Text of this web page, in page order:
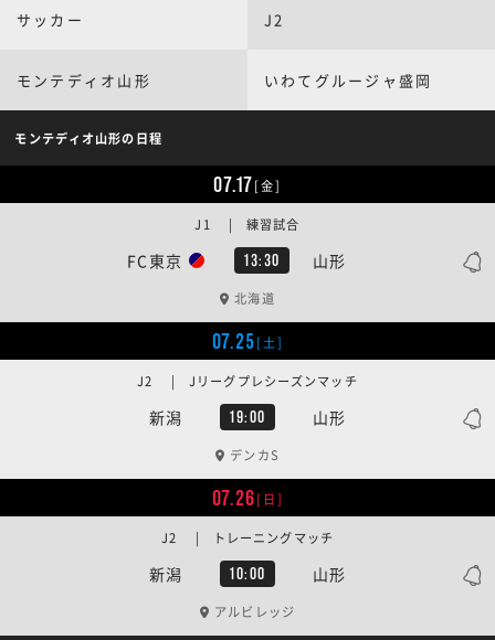
サッカー J2
モンテディオ山形 いわてグルージャ盛岡
モンテディオ山形の日程
07.17[金]
FC東京 13:30 山形
J1 | 練習試合
北海道
07.25[土]
新潟 19:00 山形
J2 | Jリーグプレシーズンマッチ
デンカS
07.26[日]
新潟 10:00 山形
J2 | トレーニングマッチ
アルビレッジ